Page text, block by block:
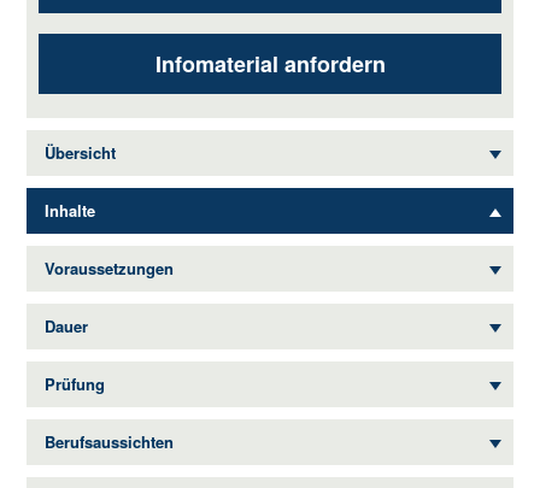
Infomaterial anfordern
Übersicht
Inhalte
Voraussetzungen
Dauer
Prüfung
Berufsaussichten